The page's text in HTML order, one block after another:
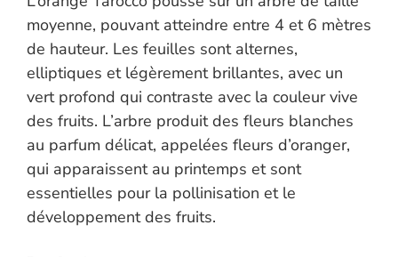
moyenne, pouvant atteindre entre 4 et 6 mètres
de hauteur. Les feuilles sont alternes,
elliptiques et légèrement brillantes, avec un
vert profond qui contraste avec la couleur vive
des fruits. L’arbre produit des fleurs blanches
au parfum délicat, appelées fleurs d’oranger,
qui apparaissent au printemps et sont
essentielles pour la pollinisation et le
développement des fruits.